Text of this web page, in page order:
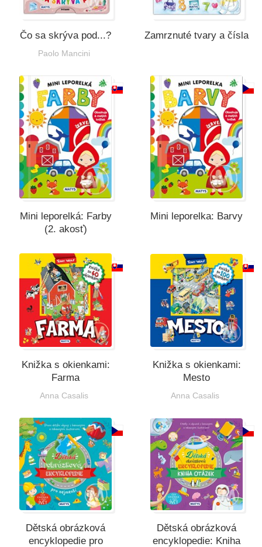
Čo sa skrýva pod...?
Paolo Mancini
Zamrznuté tvary a čísla
Mini leporelká: Farby
(2. akosť)
Mini leporelka: Barvy
Knižka s okienkami:
Farma
Anna Casalis
Knižka s okienkami:
Mesto
Anna Casalis
Dětská obrázková
encyklopedie pro
Dětská obrázková
encyklopedie: Kniha